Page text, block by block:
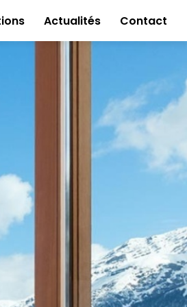
Actualités Contact